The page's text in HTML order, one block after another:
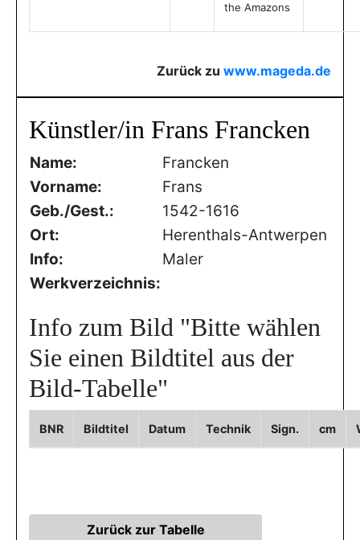
the Amazons
Zurück zu www.mageda.de
Künstler/in Frans Francken
Name:
Francken
Vorname:
Frans
Geb./Gest.:
1542-1616
Ort:
Herenthals-Antwerpen
Info:
Maler
Werkverzeichnis:
Info zum Bild "Bitte wählen
Sie einen Bildtitel aus der
Bild-Tabelle"
BNR Bildtitel Datum Technik Sign. cm